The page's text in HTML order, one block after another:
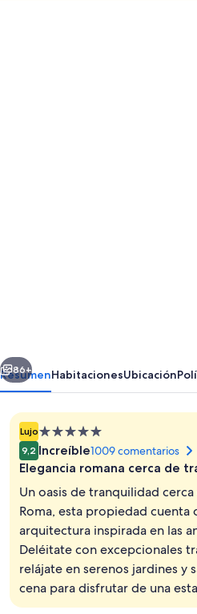
Siguiente
86+
ResumenHabitacionesUbicación
LujoAlojamiento
de
5.0 estrellas
9,2 Increíble1009 comentarios
Elegancia romana cerca de
Un oasis de tranquilidad
Roma, esta propiedad cuenta
arquitectura inspirada en las
Deléitate con excepcionales
relájate en serenos jardines y
cena para disfrutar de una